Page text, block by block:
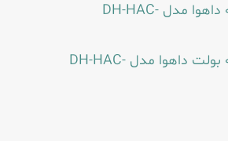
دوربین مدار بسته داهوا مدل DH-HAC-
دوربین مدار بسته بولت داهوا مدل DH-HAC-